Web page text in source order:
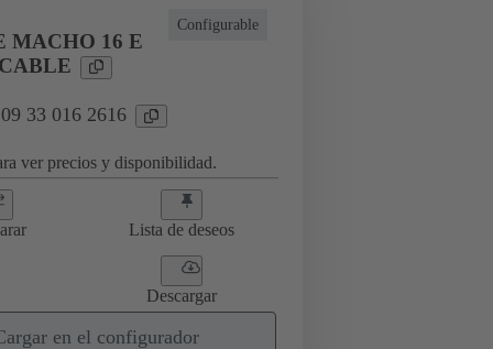
Configurable
MACHO 16 E
33 016 2616
ver precios y disponibilidad.
Lista de deseos
Descargar
en el configurador